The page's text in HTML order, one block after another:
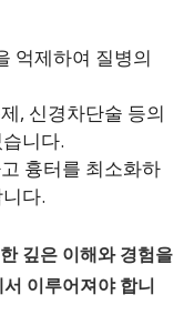
억제하여 질병의
, 신경차단술 등의
니다.
흉터를 최소화하
다.
깊은 이해와 경험을
이루어져야 합니